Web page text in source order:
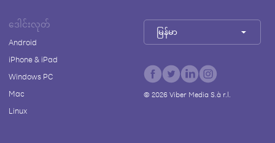
ဒေါင်းလုတ်
Android
iPhone & iPad
Windows PC
Mac
Linux
မြန်မာ
© 2026Viber Media S.à r.l.